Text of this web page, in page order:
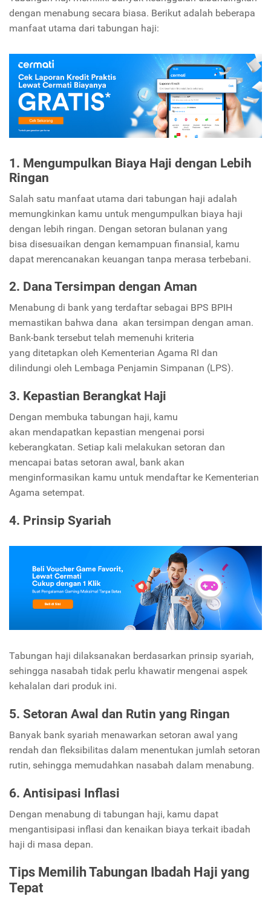
dengan menabung secara biasa. Berikut adalah beberapa
manfaat utama dari tabungan haji:
1. Mengumpulkan Biaya Haji dengan Lebih
Ringan
Salah satu manfaat utama dari tabungan haji adalah
memungkinkan kamu untuk mengumpulkan biaya haji
dengan lebih ringan. Dengan setoran bulanan yang
bisa disesuaikan dengan kemampuan finansial, kamu
dapat merencanakan keuangan tanpa merasa terbebani.
2. Dana Tersimpan dengan Aman
Menabung di bank yang terdaftar sebagai BPS BPIH
memastikan bahwa dana akan tersimpan dengan aman.
Bank-bank tersebut telah memenuhi kriteria
yang ditetapkan oleh Kementerian Agama RI dan
dilindungi oleh Lembaga Penjamin Simpanan (LPS).
3. Kepastian Berangkat Haji
Dengan membuka tabungan haji, kamu
akan mendapatkan kepastian mengenai porsi
keberangkatan. Setiap kali melakukan setoran dan
mencapai batas setoran awal, bank akan
menginformasikan kamu untuk mendaftar ke Kementerian
Agama setempat.
4. Prinsip Syariah
Tabungan haji dilaksanakan berdasarkan prinsip syariah,
sehingga nasabah tidak perlu khawatir mengenai aspek
kehalalan dari produk ini.
5. Setoran Awal dan Rutin yang Ringan
Banyak bank syariah menawarkan setoran awal yang
rendah dan fleksibilitas dalam menentukan jumlah setoran
rutin, sehingga memudahkan nasabah dalam menabung.
6. Antisipasi Inflasi
Dengan menabung di tabungan haji, kamu dapat
mengantisipasi inflasi dan kenaikan biaya terkait ibadah
haji di masa depan.
Tips Memilih Tabungan Ibadah Haji yang
Tepat